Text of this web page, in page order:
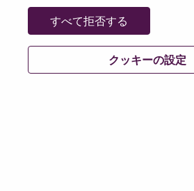
クッキーの設定
すべて拒否する
Go Back
Lenovo.com